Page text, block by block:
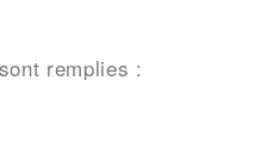
remplies :